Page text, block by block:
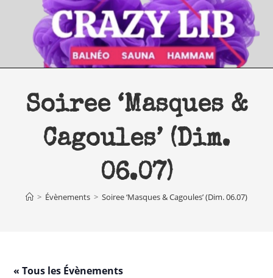
Soiree ‘Masques &
Cagoules’ (Dim.
06.07)
> Évènements > Soiree ‘Masques & Cagoules’ (Dim. 06.07)
« Tous les Évènements